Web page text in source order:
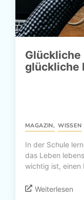
glückliche
MAGAZIN, WISSEN
In der Schule
das Leben
wichtig ist, einen
Weiterlesen